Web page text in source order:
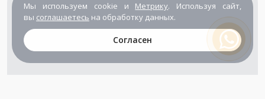
Мы используем cookie и Метрику. Используя сайт,
вы соглашаетесь на обработку данных.
Согласен